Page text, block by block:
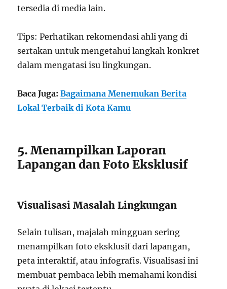
tersedia di media lain.
Tips: Perhatikan rekomendasi ahli yang di
sertakan untuk mengetahui langkah konkret
dalam mengatasi isu lingkungan.
Baca Juga:Bagaimana Menemukan Berita
Lokal Terbaik di Kota Kamu
5. Menampilkan Laporan
Lapangan dan Foto Eksklusif
Visualisasi Masalah Lingkungan
Selain tulisan, majalah mingguan sering
menampilkan foto eksklusif dari lapangan,
peta interaktif, atau infografis. Visualisasi ini
membuat pembaca lebih memahami kondisi